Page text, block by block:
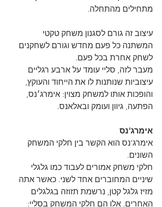
מתחילים מהתחלה.
עיצוב זה גורם לסגנון משחק טקטי
המשתנה כל פעם מחדש וגורם לשחקנים
לשחק אחרת בכל פעם.
מעבר לזה, סליי עומד על ארבע רגליים
עיצוביות שנותנות לו את הייחוד והעוקץ,
והופכות אותו למשחק מצוין: אימרג׳נס,
הפתעה, גיוון ועומק ובאלאנס.
אימרג'נס
אימרג'נס הוא הקשר בין חלקי המשחק
השונים.
חלקי משחק אמורים לעבוד כמו גלגלי
שיניים המחוברים אחד לשני. כאשר אתה
מזיז גלגל קטן, נרשמת תזוזה בגלגלים
האחרים. אלו הם חלקי המשחק בסליי: